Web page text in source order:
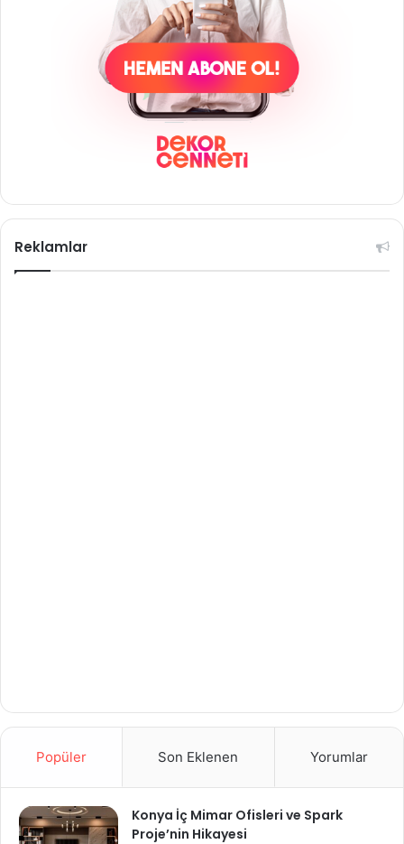
Reklamlar
Popüler Son Eklenen Yorumlar
Konya İç Mimar Ofisleri ve Spark
Proje’nin Hikayesi